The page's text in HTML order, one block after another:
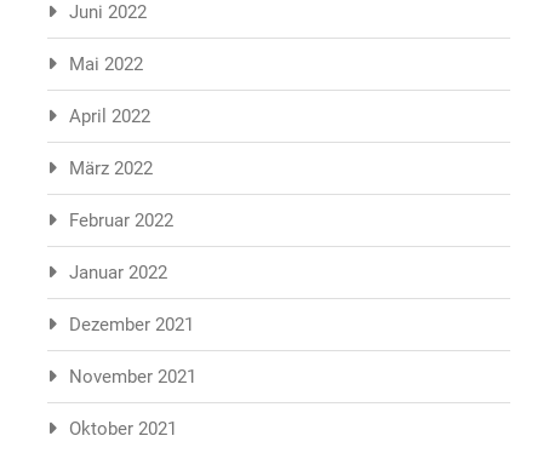
Juni 2022
Mai 2022
April 2022
März 2022
Februar 2022
Januar 2022
Dezember 2021
November 2021
Oktober 2021